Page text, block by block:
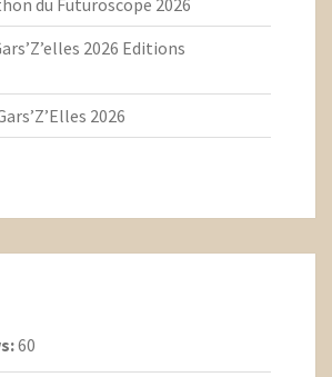
2026 Editions
2026
60